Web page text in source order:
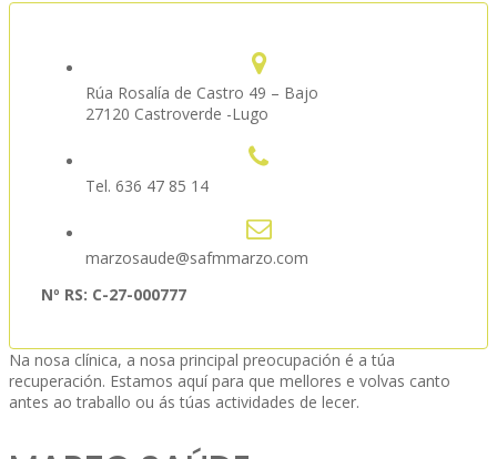
Rúa Rosalía de Castro 49 – Bajo
27120 Castroverde -Lugo
Tel. 636 47 85 14
marzosaude@safmmarzo.com
Nº RS: C-27-000777
Na nosa clínica, a nosa principal preocupación é a túa
recuperación. Estamos aquí para que mellores e volvas canto
antes ao traballo ou ás túas actividades de lecer.